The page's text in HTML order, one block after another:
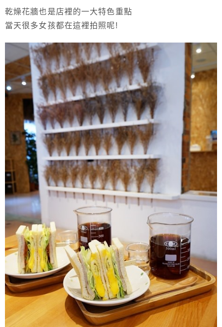
乾燥花牆也是店裡的一大特色重點
當天很多女孩都在這裡拍照呢!